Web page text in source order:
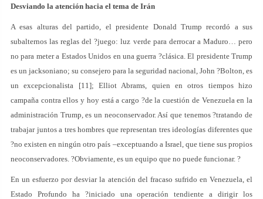
Desviando la atención hacia el tema de Irán
A esas alturas del partido, el presidente Donald Trump recordó a sus
subalternos las reglas del ?juego: luz verde para derrocar a Maduro… pero
no para meter a Estados Unidos en una guerra ?clásica. El presidente Trump
es un jacksoniano; su consejero para la seguridad nacional, John ?Bolton, es
un excepcionalista [11]; Elliot Abrams, quien en otros tiempos hizo
campaña contra ellos y hoy está a cargo ?de la cuestión de Venezuela en la
administración Trump, es un neoconservador. Así que tenemos ?tratando de
trabajar juntos a tres hombres que representan tres ideologías diferentes que
?no existen en ningún otro país –exceptuando a Israel, que tiene sus propios
neoconservadores. ?Obviamente, es un equipo que no puede funcionar. ?
En un esfuerzo por desviar la atención del fracaso sufrido en Venezuela, el
Estado Profundo ha ?iniciado una operación tendiente a dirigir los